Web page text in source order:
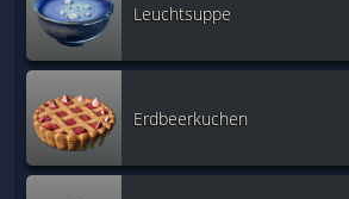
Leuchtsuppe
Erdbeerkuchen